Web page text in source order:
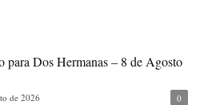
Dos Hermanas – 8 de Agosto
de 2026 0